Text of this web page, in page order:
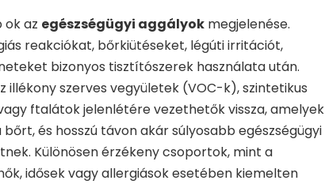
ok az egészségügyi aggályok megjelenése.
reakciókat, bőrkiütéseket, légúti irritációt,
bizonyos tisztítószerek használata után.
illékony szerves vegyületek (VOC-k), szintetikus
ftalátok jelenlétére vezethetők vissza, amelyek
és hosszú távon akár súlyosabb egészségügyi
Különösen érzékeny csoportok, mint a
idősek vagy allergiások esetében kiemelten